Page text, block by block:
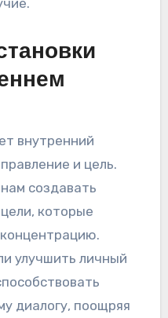
внутренний
и цель.
создавать
которые
улучшить личный
диалогу, поощряя